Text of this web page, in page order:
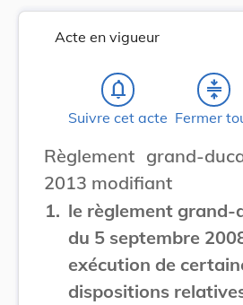
Acte en vigueur
notifications_none
Suivre cet acte
compress
Fermer
Règlement grand-
2013 modifiant
1. le règlement grand-
du 5 septembre
exécution de
dispositions